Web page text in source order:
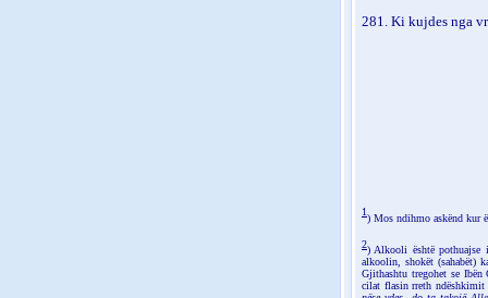
281. Ki kujdes nga
1) Mos ndihmo askënd kur
2) Alkooli është pothuajse
alkoolin, shokët (sahabët)
Gjithashtu tregohet se
cilat flasin rreth